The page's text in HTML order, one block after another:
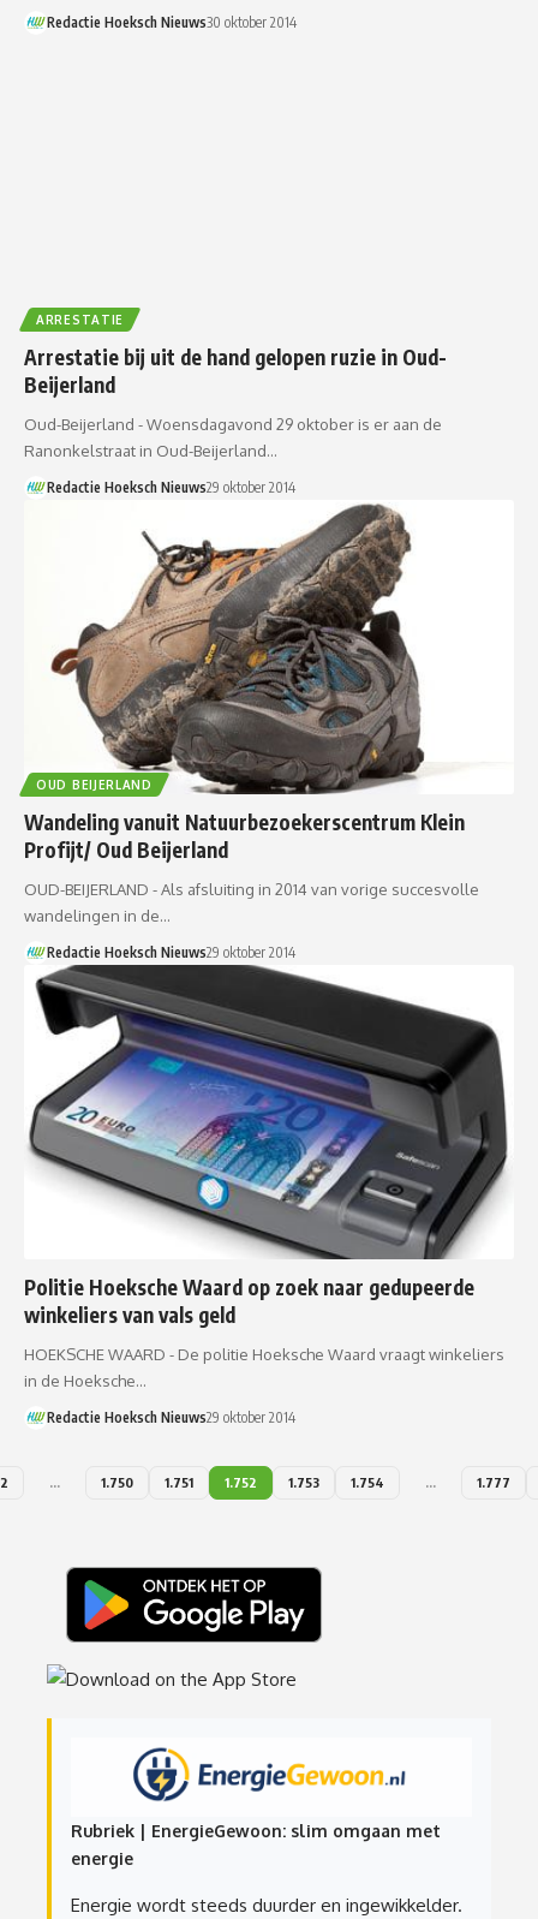
Redactie Hoeksch Nieuws30 oktober 2014
ARRESTATIE
Arrestatie bij uit de hand gelopen ruzie in Oud-
Beijerland
Oud-Beijerland - Woensdagavond 29 oktober is er aan de
Ranonkelstraat in Oud-Beijerland…
Redactie Hoeksch Nieuws29 oktober 2014
OUD BEIJERLAND
Wandeling vanuit Natuurbezoekerscentrum Klein
Profijt/ Oud Beijerland
OUD-BEIJERLAND - Als afsluiting in 2014 van vorige succesvolle
wandelingen in de…
Redactie Hoeksch Nieuws29 oktober 2014
Politie Hoeksche Waard op zoek naar gedupeerde
winkeliers van vals geld
HOEKSCHE WAARD - De politie Hoeksche Waard vraagt winkeliers
in de Hoeksche…
Redactie Hoeksch Nieuws29 oktober 2014
2 … 1.750 1.751 1.752 1.753 1.754 … 1.777
Rubriek | EnergieGewoon: slim omgaan met
energie
Energie wordt steeds duurder en ingewikkelder.